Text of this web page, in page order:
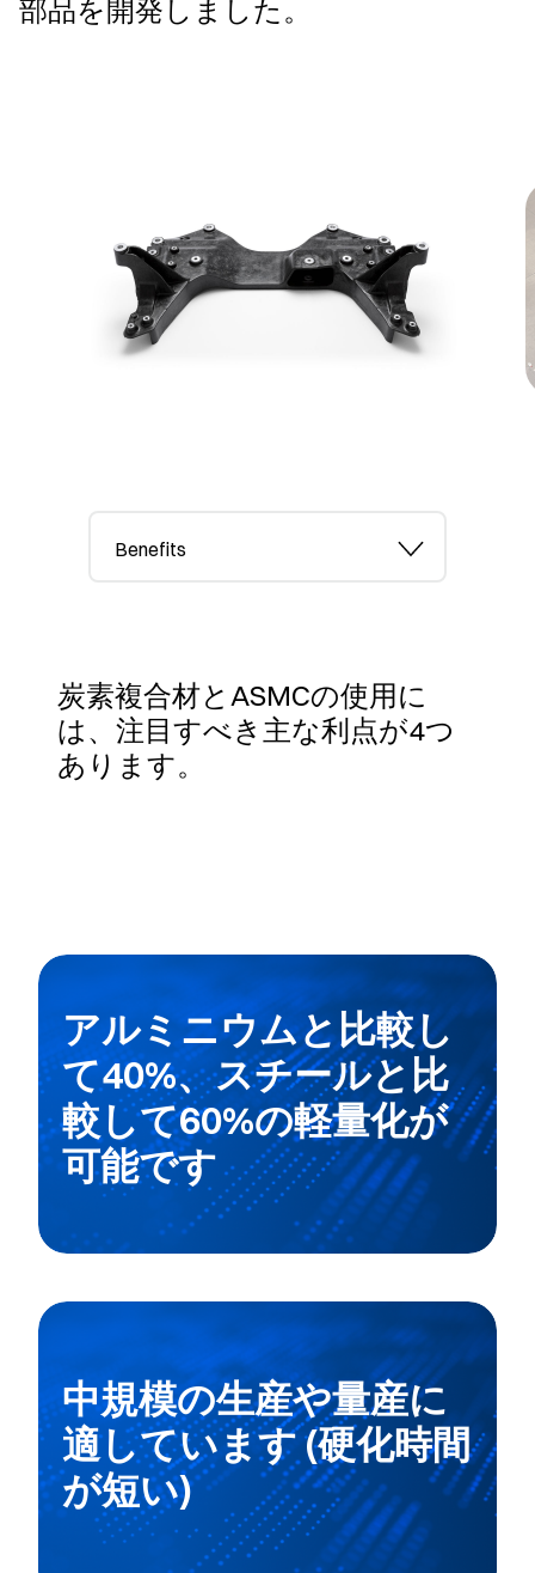
部品を開発しました。
Benefits
炭素複合材とASMCの使用に
は、注目すべき主な利点が4つ
あります。
アルミニウムと比較し
て40%、スチールと比
較して60%の軽量化が
可能です
中規模の生産や量産に
適しています (硬化時間
が短い)